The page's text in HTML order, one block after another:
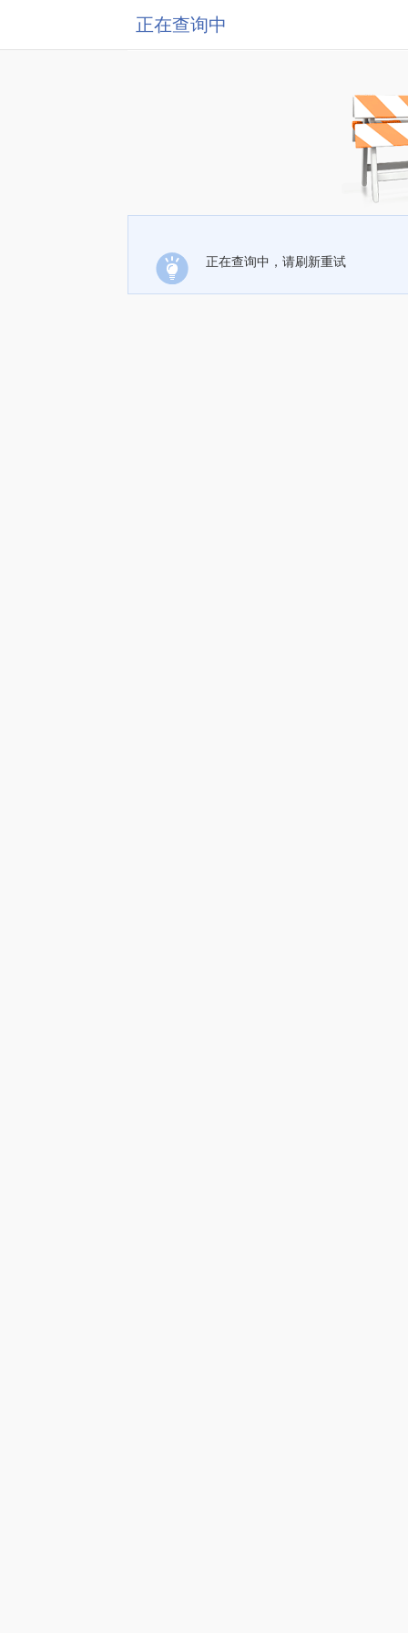
正在查询中
正在查询中，请刷新重试